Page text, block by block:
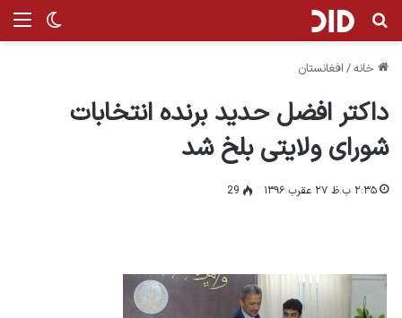
تغییر جستجو برای
خانه/ افغانستان
داکتر افضل حدید برنده انتخابات
شورای ولایتی بلخ شد
۲:۳۵ ب.ظ ۲۷ عقرب ۱۳۹۶ 29